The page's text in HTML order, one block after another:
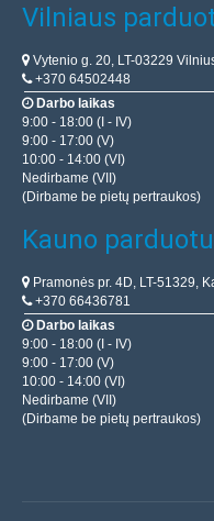
Vilniaus
Vytenio g. 20, LT-03229
+370 64502448
Darbo laikas
9:00 - 18:00 (I - IV)
9:00 - 17:00 (V)
10:00 - 14:00 (VI)
Nedirbame (VII)
(Dirbame be pietų pertraukos)
Kauno
Pramonės pr. 4D, LT-51329,
+370 66436781
Darbo laikas
9:00 - 18:00 (I - IV)
9:00 - 17:00 (V)
10:00 - 14:00 (VI)
Nedirbame (VII)
(Dirbame be pietų pertraukos)